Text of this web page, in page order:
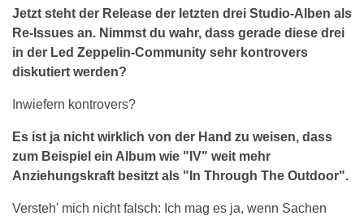
Jetzt steht der Release der letzten drei Studio-Alben als
Re-Issues an. Nimmst du wahr, dass gerade diese drei
in der Led Zeppelin-Community sehr kontrovers
diskutiert werden?
Inwiefern kontrovers?
Es ist ja nicht wirklich von der Hand zu weisen, dass
zum Beispiel ein Album wie "IV" weit mehr
Anziehungskraft besitzt als "In Through The Outdoor".
Versteh' mich nicht falsch: Ich mag es ja, wenn Sachen